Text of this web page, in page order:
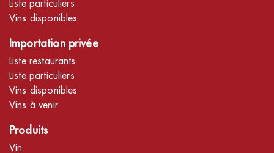
Liste particuliers
Vins disponibles
Importation privée
Liste restaurants
Liste particuliers
Vins disponibles
Vins à venir
Produits
Vin